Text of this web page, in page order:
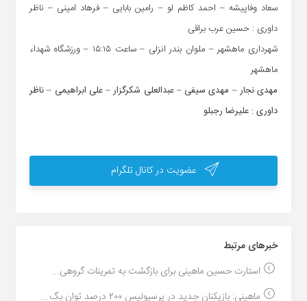
سعاد وفاپیشه – احمد کاظم لو – رامین بابایی – فرهاد امینی – ناظر
داوری : حسین عرب براقی
شهرداری ماهشهر – ملوان بندر انزلی – ساعت ۱۵:۱۵ – ورزشگاه شهداء
ماهشهر
مهدی نجار – مهدی سیفی – عبدالعلی شکرگزار – علی ابراهیمی – ناظر
داوری : علیرضا رجبلو
عضویت در کانال تلگرام
خبر‌های مرتبط
استارت حسین ماهینی برای بازگشت به تمرینات گروهی...
ماهینی: بازیکنان جدید در پرسپولیس ۲۰۰ درصد توان بگ...